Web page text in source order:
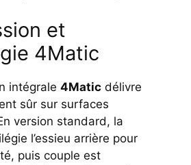
et
4Matic
intégrale 4Matic délivre
sûr sur surfaces
version standard, la
l’essieu arrière pour
puis couple est